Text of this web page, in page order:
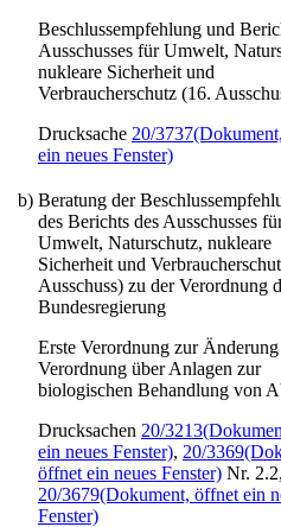
Beschlussempfehlung und
Ausschusses für Umwelt,
nukleare Sicherheit und
Verbraucherschutz (16.
Drucksache 20/3737
ein neues Fenster)
b) Beratung der
des Berichts des Ausschusses
Umwelt, Naturschutz, nukleare
Sicherheit und
Ausschuss) zu der Verordnung
Bundesregierung
Erste Verordnung zur
Verordnung über Anlagen zur
biologischen Behandlung von
Drucksachen 20/3213
ein neues Fenster), 20/3369
öffnet ein neues Fenster) Nr. 2.2,
20/3679(Dokument, öffnet ein
Fenster)